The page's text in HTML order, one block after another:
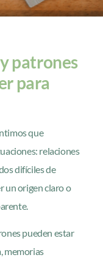
patrones
para
que
relaciones
difíciles de
un origen claro o
pueden estar
memorias